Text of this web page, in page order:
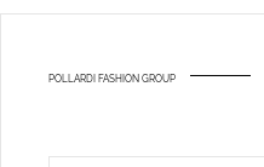
POLLARDI FASHION GROUP